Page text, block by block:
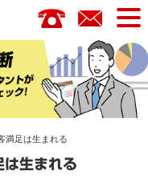
満足は生まれる
は生まれる